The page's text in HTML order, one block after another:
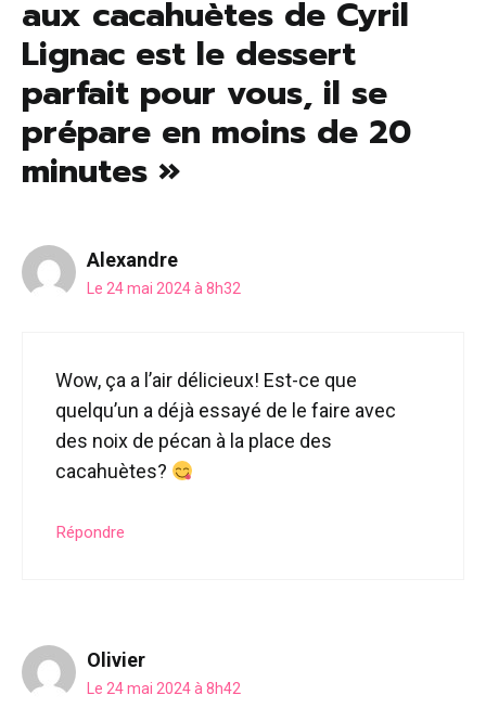
aux cacahuètes de Cyril
Lignac est le dessert
parfait pour vous, il se
prépare en moins de 20
minutes »
Alexandre
Le 24 mai 2024 à 8h32
Wow, ça a l’air délicieux! Est-ce que
quelqu’un a déjà essayé de le faire avec
des noix de pécan à la place des
cacahuètes?
Répondre
Olivier
Le 24 mai 2024 à 8h42